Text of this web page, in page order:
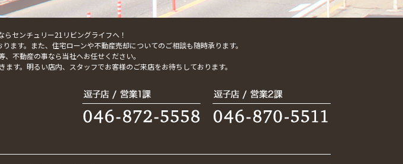
センチュリー21リビングライフへ！
す。また、住宅ローンや不動産売却についてのご相談も随時承ります。
不動産の事なら当社へお任せください。
す。明るい店内、スタッフでお客様のご来店をお待ちしております。